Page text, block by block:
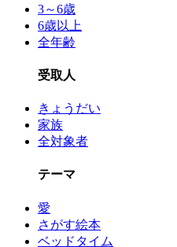
3～6歳
6歳以上
全年齢
受取人
きょうだい
家族
全対象者
テーマ
愛
さがす絵本
ベッドタイム